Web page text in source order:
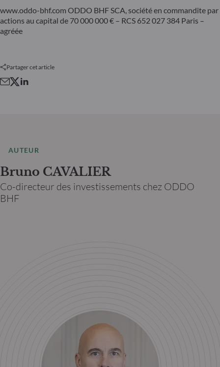
www.oddo-bhf.com ODDO BHF SCA, société en commandite par
actions au capital de 70 000 000 € – RCS 652 027 384 Paris –
agréée
Partager cet article
AUTEUR
Bruno CAVALIER
Co-directeur des investissements chez ODDO
BHF